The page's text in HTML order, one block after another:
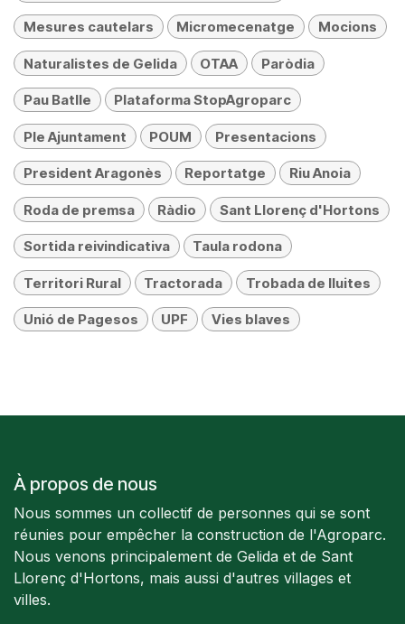
Mesures cautelars Micromecenatge Mocions
Naturalistes de Gelida OTAA Paròdia
Pau Batlle Plataforma StopAgroparc
Ple Ajuntament POUM Presentacions
President Aragonès Reportatge Riu Anoia
Roda de premsa Ràdio Sant Llorenç d'Hortons
Sortida reivindicativa Taula rodona
Territori Rural Tractorada Trobada de lluites
Unió de Pagesos UPF Vies blaves
À propos de nous
Nous sommes un collectif de personnes qui se sont
réunies pour empêcher la construction de l'Agroparc.
Nous venons principalement de Gelida et de Sant
Llorenç d'Hortons, mais aussi d'autres villages et
villes.